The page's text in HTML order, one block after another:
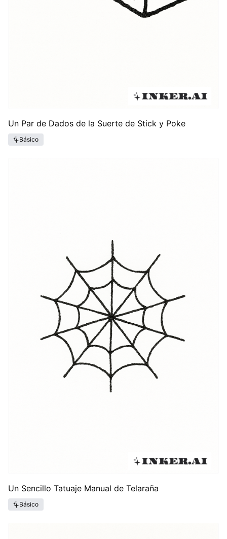
Un Par de Dados de la Suerte de Stick y Poke
Básico
Un Sencillo Tatuaje Manual de Telaraña
Básico